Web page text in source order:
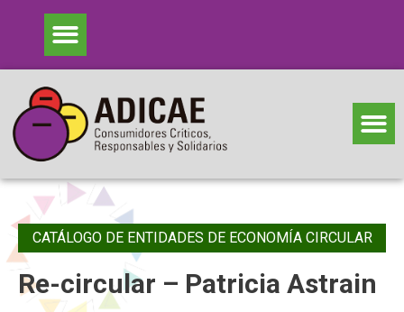
CATÁLOGO DE ENTIDADES DE ECONOMÍA CIRCULAR
Re-circular – Patricia Astrain